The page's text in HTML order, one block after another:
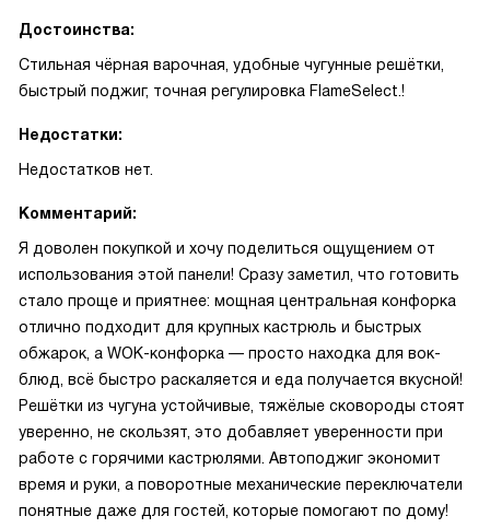
Достоинства:
Стильная чёрная варочная, удобные чугунные решётки,
быстрый поджиг, точная регулировка FlameSelect.!
Недостатки:
Недостатков нет.
Комментарий:
Я доволен покупкой и хочу поделиться ощущением от
использования этой панели! Сразу заметил, что готовить
стало проще и приятнее: мощная центральная конфорка
отлично подходит для крупных кастрюль и быстрых
обжарок, а WOK-конфорка — просто находка для вок-
блюд, всё быстро раскаляется и еда получается вкусной!
Решётки из чугуна устойчивые, тяжёлые сковороды стоят
уверенно, не скользят, это добавляет уверенности при
работе с горячими кастрюлями. Автоподжиг экономит
время и руки, а поворотные механические переключатели
понятные даже для гостей, которые помогают по дому!